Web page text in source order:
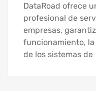
DataRoad ofrece
profesional de
empresas,
funcionamiento,
de los sistemas de